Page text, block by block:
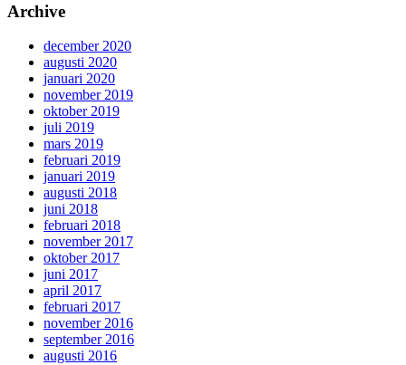
Archive
december 2020
augusti 2020
januari 2020
november 2019
oktober 2019
juli 2019
mars 2019
februari 2019
januari 2019
augusti 2018
juni 2018
februari 2018
november 2017
oktober 2017
juni 2017
april 2017
februari 2017
november 2016
september 2016
augusti 2016